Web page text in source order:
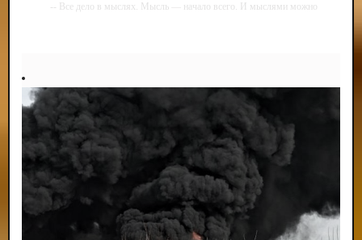
-- Все дело в мыслях. Мысль — начало всего. И мыслями можно
-- Самое большое богатство — это ум. Самая большая нищета — глупость.
Из всех страхов самый пугающий — самолюбование.
-- Лучшее, что можно сделать с хорошим советом, это пропустить его
мимо ушей. Он никогда не бывает полезен никому, кроме того, кто его дал.
-- Люблю давать советы и очень не люблю, когда их дают мне.